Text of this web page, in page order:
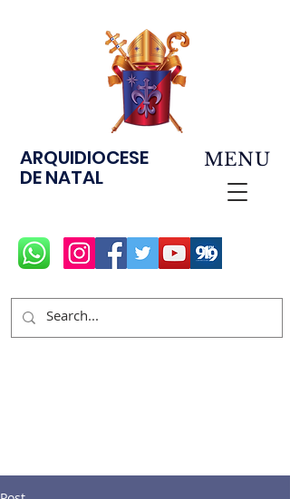
ARQUIDIOCESE
DE NATAL
MENU